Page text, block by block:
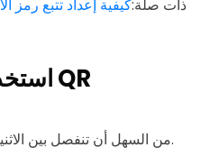
ذات صلة:كيفية إعداد تتبع رمز
مع نوعين من أكواد QR ، من السهل أن تنفصل بين الاثنين.